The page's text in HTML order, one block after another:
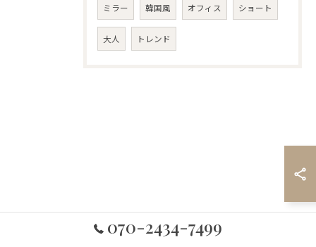
ミラー 韓国風 オフィス ショート
大人 トレンド
070-2434-7499